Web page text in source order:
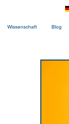
Wissenschaft Blog